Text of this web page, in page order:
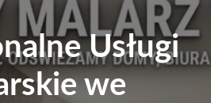
Usługi
we